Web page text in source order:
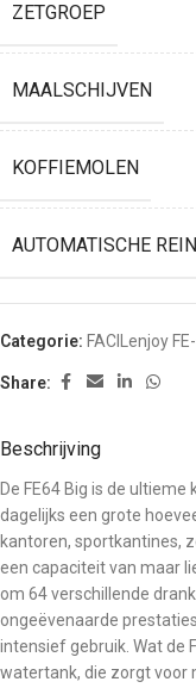
ZETGROEP
MAALSCHIJVEN
KOFFIEMOLEN
AUTOMATISCHE
Categorie: FACILenjoy
Share:
Beschrijving
De FE64 Big is de
dagelijks een grote
kantoren, sportkantines,
een capaciteit van maar
om 64 verschillende
ongeëvenaarde
intensief gebruik. Wat de
watertank, die zorgt voor